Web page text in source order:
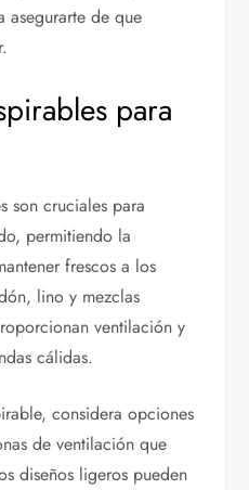
asegurarte de que
para
son cruciales para
permitiendo la
frescos a los
lino y mezclas
ventilación y
cálidas.
considera opciones
de ventilación que
diseños ligeros pueden